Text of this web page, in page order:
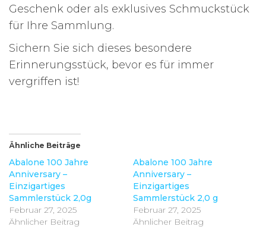
Geschenk oder als exklusives Schmuckstück
für Ihre Sammlung.
Sichern Sie sich dieses besondere
Erinnerungsstück, bevor es für immer
vergriffen ist!
Ähnliche Beiträge
Abalone 100 Jahre
Anniversary –
Einzigartiges
Sammlerstück 2,0g
Februar 27, 2025
Ähnlicher Beitrag
Abalone 100 Jahre
Anniversary –
Einzigartiges
Sammlerstück 2,0 g
Februar 27, 2025
Ähnlicher Beitrag